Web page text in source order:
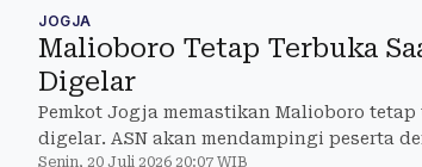
JOGJA
Malioboro Tetap Terbuka
Digelar
Pemkot Jogja memastikan Malioboro
digelar. ASN akan mendampingi peserta
Senin, 20 Juli 2026 20:07 WIB